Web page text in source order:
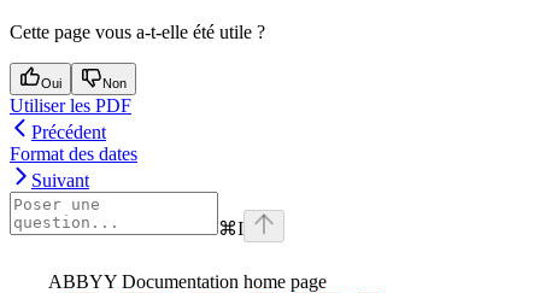
Cette page vous a-t-elle été utile ?
Oui Non
Utiliser les PDF
Précédent
Format des dates
Suivant
⌘I
ABBYY Documentation home page